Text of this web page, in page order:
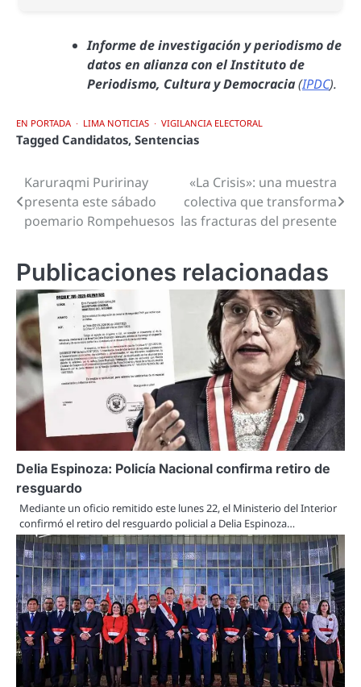
Informe de investigación y periodismo de
datos en alianza con el Instituto de
Periodismo, Cultura y Democracia(IPDC).
EN PORTADA LIMA NOTICIAS VIGILANCIA ELECTORAL
Tagged Candidatos, Sentencias
Navegación
de
Karuraqmi Puririnay
presenta este sábado
poemario Rompehuesos
«La Crisis»: una muestra
colectiva que transforma
las fracturas del presente
Publicaciones relacionadas
Delia Espinoza: Policía Nacional confirma retiro de
resguardo
Mediante un oficio remitido este lunes 22, el Ministerio del Interior
confirmó el retiro del resguardo policial a Delia Espinoza…